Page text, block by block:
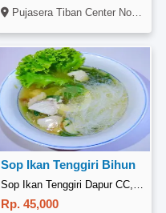
Pujasera Tiban Center No. 11, Jl.Gajah Mada, Sekupang, Batam
Sop Ikan Tenggiri Bihun
Sop Ikan Tenggiri Dapur CC, Pertokoan SP Plaza
Rp. 45,000